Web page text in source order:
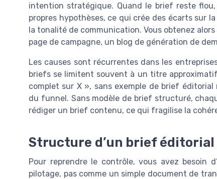
intention stratégique. Quand le brief reste
propres hypothèses, ce qui crée des écarts sur
la tonalité de communication. Vous obtenez
page de campagne, un blog de génération de
Les causes sont récurrentes dans les
briefs se limitent souvent à un titre
complet sur X », sans exemple de brief
du funnel. Sans modèle de brief structuré,
rédiger un brief contenu, ce qui fragilise la
Structure d’un brief éditorial
Pour reprendre le contrôle, vous avez besoin
pilotage, pas comme un simple document de